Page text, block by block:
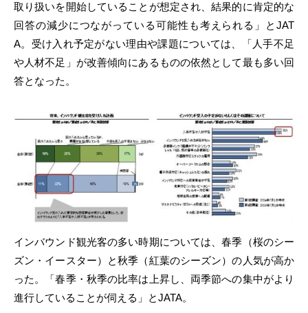
取り扱いを開始していることが想定され、結果的に肯定的な
回答の減少につながっている可能性も考えられる」とJAT
A。受け入れ予定がない理由や課題については、「人手不足
や人材不足」が改善傾向にあるものの依然として最も多い回
答となった。
インバウンド観光客の多い時期については、春季（桜のシー
ズン・イースター）と秋季（紅葉のシーズン）の人気が高か
った。「春季・秋季の比率は上昇し、両季節への集中がより
進行していることが伺える」とJATA。